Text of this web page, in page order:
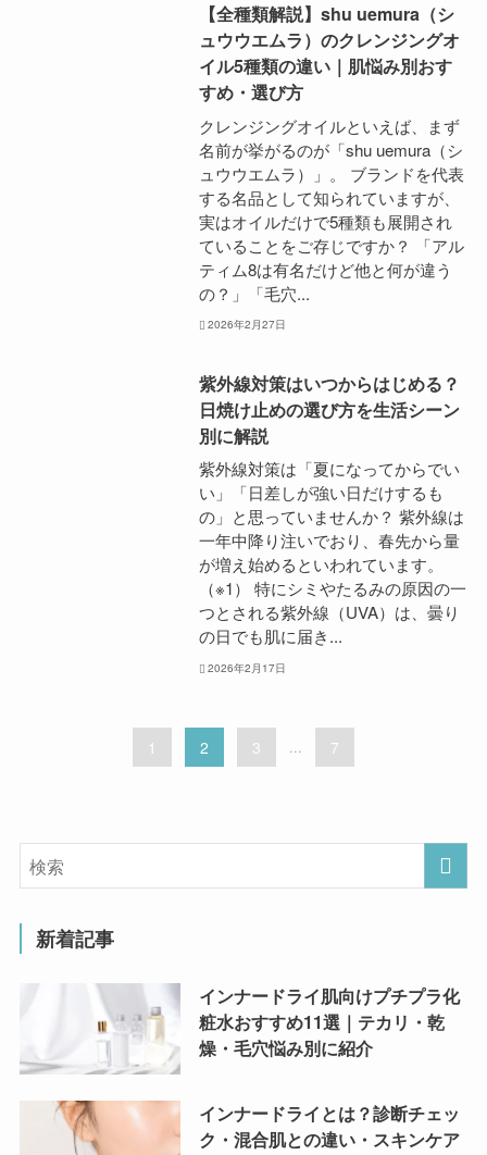
【全種類解説】shu uemura（シ
ュウウエムラ）のクレンジングオ
イル5種類の違い｜肌悩み別おす
すめ・選び方
クレンジングオイルといえば、まず
名前が挙がるのが「shu uemura（シ
ュウウエムラ）」。 ブランドを代表
する名品として知られていますが、
実はオイルだけで5種類も展開され
ていることをご存じですか？ 「アル
ティム8は有名だけど他と何が違う
の？」「毛穴...
2026年2月27日
紫外線対策はいつからはじめる？
日焼け止めの選び方を生活シーン
別に解説
紫外線対策は「夏になってからでい
い」「日差しが強い日だけするも
の」と思っていませんか？ 紫外線は
一年中降り注いでおり、春先から量
が増え始めるといわれています。
（※1） 特にシミやたるみの原因の一
つとされる紫外線（UVA）は、曇り
の日でも肌に届き...
2026年2月17日
1 2 3 ... 7
新着記事
インナードライ肌向けプチプラ化
粧水おすすめ11選｜テカリ・乾
燥・毛穴悩み別に紹介
インナードライとは？診断チェッ
ク・混合肌との違い・スキンケア